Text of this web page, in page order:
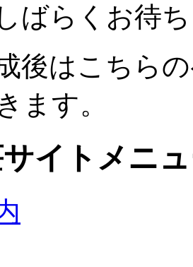
ばらくお待
後はこちら
ます。
イトメニ